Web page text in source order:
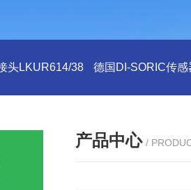
头LKUR614/38 德国DI-SORIC传
产品中心 /